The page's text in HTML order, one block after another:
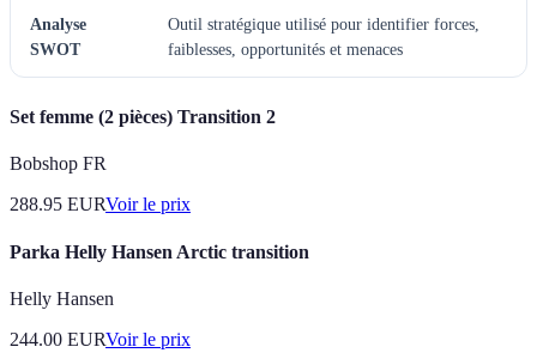
Analyse
SWOT
Outil stratégique utilisé pour identifier forces,
faiblesses, opportunités et menaces
Set femme (2 pièces) Transition 2
Bobshop FR
288.95 EURVoir le prix
Parka Helly Hansen Arctic transition
Helly Hansen
244.00 EURVoir le prix